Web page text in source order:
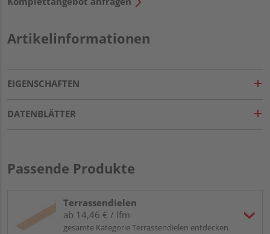
Artikelinformationen
EIGENSCHAFTEN
DATENBLÄTTER
Passende Produkte
Terrassendielen
ab 14,46 € / lfm
gesamte Kategorie Terrassendielen entdecken